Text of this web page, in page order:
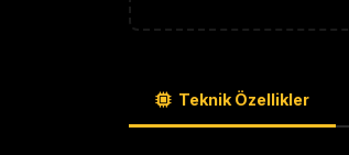
Teknik Özellikler